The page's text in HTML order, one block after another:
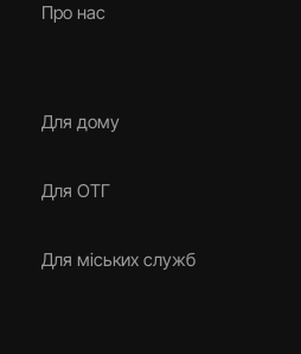
Про нас
Для дому
Для ОТГ
Для міських служб